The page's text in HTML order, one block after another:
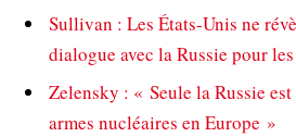
Sullivan : Les États-Unis ne
dialogue avec la Russie pour
Zelensky : « Seule la Russie
armes nucléaires en Europe »